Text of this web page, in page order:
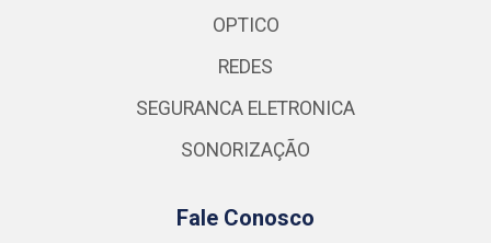
OPTICO
REDES
SEGURANCA ELETRONICA
SONORIZAÇÃO
Fale Conosco